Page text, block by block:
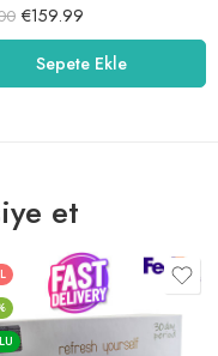
aldı
€159.99
Sepete Ekle
et